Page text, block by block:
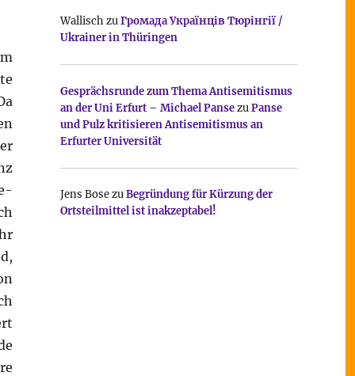
WallischzuГромада Українців Тюрінгії /
Ukrainer in Thüringen
Gesprächsrunde zum Thema Antisemitismus
an der Uni Erfurt – Michael PansezuPanse
und Pulz kritisieren Antisemitismus an
Erfurter Universität
Jens BosezuBegründung für Kürzung der
Ortsteilmittel ist inakzeptabel!